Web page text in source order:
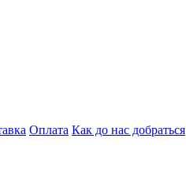
Оплата Как до нас добраться